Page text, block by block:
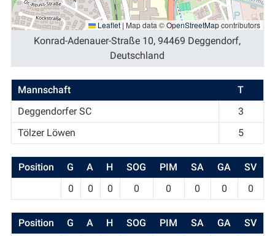
Leaflet | Map data ©OpenStreetMapcontributors
Konrad-Adenauer-Straße 10, 94469 Deggendorf,
Deutschland
Mannschaft
T
Deggendorfer SC
3
Tölzer Löwen
5
Position G A H SOG PIM SA GA
SV
0
0 0 0 0 0 0 0
Position G A H SOG PIM SA GA
SV